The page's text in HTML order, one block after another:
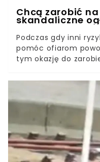
Chcą zarobić
skandaliczne
Podczas gdy inni
pomóc ofiarom
tym okazję do
ogłoszeniowych